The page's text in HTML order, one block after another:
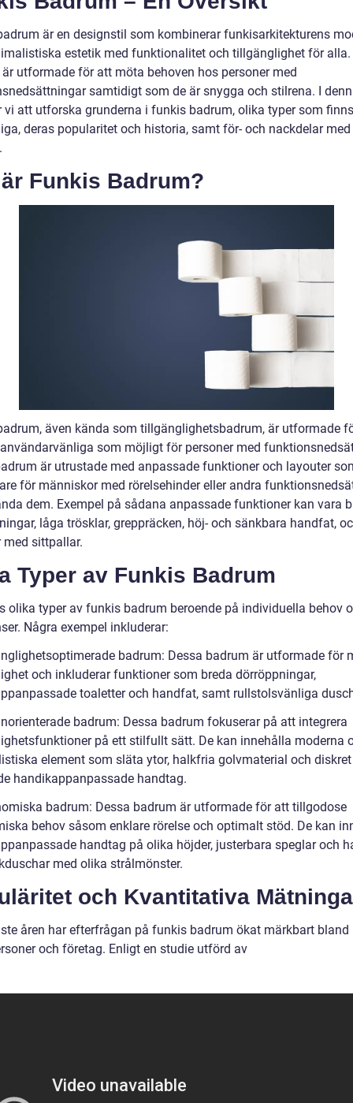
är en designstil som kombinerar funkisarkitekturens
estetik med funktionalitet och tillgänglighet för alla.
utformade för att möta behoven hos personer med
samtidigt som de är snygga och stilrena. I
vi att utforska grunderna i funkis badrum, olika typer som finns
deras popularitet och historia, samt för- och nackdelar med
Funkis Badrum?
även kända som tillgänglighetsbadrum, är utformade
som möjligt för personer med
är utrustade med anpassade funktioner och layouter
för människor med rörelsehinder eller andra
dem. Exempel på sådana anpassade funktioner kan vara
låga trösklar, greppräcken, höj- och sänkbara handfat,
med sittpallar.
Typer av Funkis Badrum
olika typer av funkis badrum beroende på individuella behov
Några exempel inkluderar:
badrum: Dessa badrum är utformade för
och inkluderar funktioner som breda dörröppningar,
toaletter och handfat, samt rullstolsvänliga
badrum: Dessa badrum fokuserar på att integrera
på ett stilfullt sätt. De kan innehålla moderna
element som släta ytor, halkfria golvmaterial och diskret
handikappanpassade handtag.
badrum: Dessa badrum är utformade för att tillgodose
behov såsom enklare rörelse och optimalt stöd. De kan
handtag på olika höjder, justerbara speglar och
med olika strålmönster.
och Kvantitativa
åren har efterfrågan på funkis badrum ökat märkbart bland
och företag. Enligt en studie utförd av